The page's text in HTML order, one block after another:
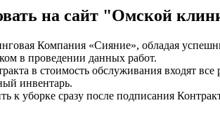
на сайт "Омской
Компания «Сияние», обладая
в проведении данных работ.
в стоимость обслуживания входят
инвентарь.
к уборке сразу после подписания